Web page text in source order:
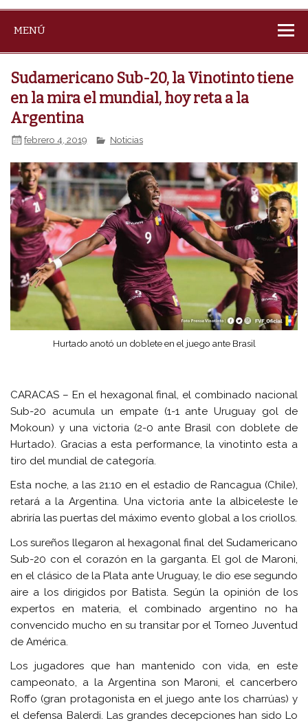
MENÚ
Sudamericano Sub-20, la Vinotinto tiene
en la mira el mundial, hoy reta a la
Argentina
febrero 4, 2019 Noticias
Hurtado anotó un doblete en el juego ante Brasil
CARACAS – En el hexagonal final, el combinado nacional
Sub-20 acumula un empate (1-1 ante Uruguay gol de
Mokoun) y una victoria (2-0 ante Brasil con doblete de
Hurtado). Gracias a esta performance, la vinotinto esta a
tiro del mundial de categoría.
Esta noche, a las 21:10 en el estadio de Rancagua (Chile),
retará a la Argentina. Una victoria ante la albiceleste le
abriría las puertas del máximo evento global a los criollos.
Los sureños llegaron al hexagonal final del Sudamericano
Sub-20 con el corazón en la garganta. El gol de Maroni,
en el clásico de la Plata ante Uruguay, le dio ese segundo
aire a los dirigidos por Batista. Según la opinión de los
expertos en materia, el combinado argentino no ha
convencido mucho en su transitar por el Torneo Juventud
de América.
Los jugadores que han mantenido con vida, en este
campeonato, a la Argentina son Maroni, el cancerbero
Roffo (gran protagonista en el juego ante los charrúas) y
el defensa Balerdi. Las grandes decepciones han sido Lo